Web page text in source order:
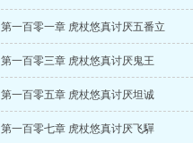
第一百零一章 虎杖悠真讨厌五番立
第一百零三章 虎杖悠真讨厌鬼王
第一百零五章 虎杖悠真讨厌坦诚
第一百零七章 虎杖悠真讨厌飞驒